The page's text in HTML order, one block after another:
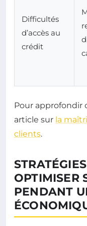
Difficultés
d’accès au
crédit
Pour approfondir
article sur la
clients.
OPTIMISER
PENDANT